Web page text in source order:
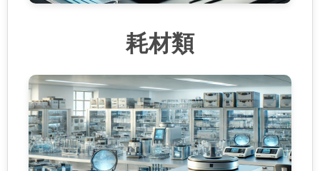
耗材類